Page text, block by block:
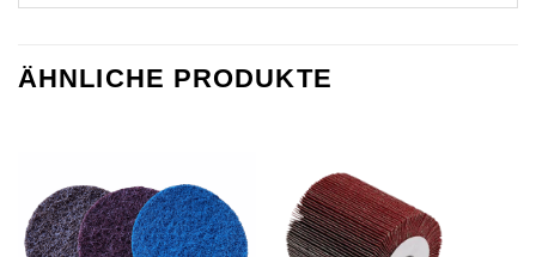
ÄHNLICHE PRODUKTE